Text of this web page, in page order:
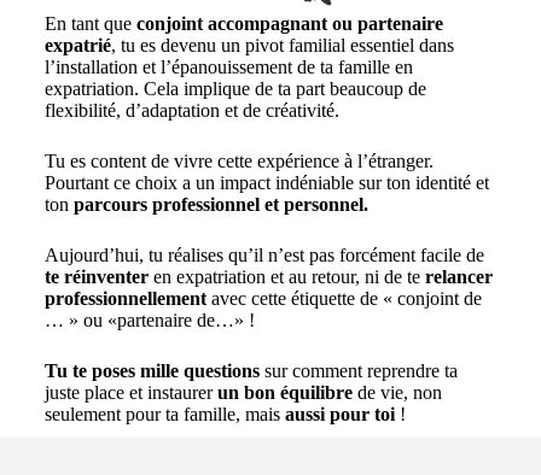
En tant que conjoint accompagnant ou partenaire
expatrié, tu es devenu un pivot familial essentiel dans
l’installation et l’épanouissement de ta famille en
expatriation. Cela implique de ta part beaucoup de
flexibilité, d’adaptation et de créativité.
Tu es content de vivre cette expérience à l’étranger.
Pourtant ce choix a un impact indéniable sur ton identité et
ton parcours professionnel et personnel.
Aujourd’hui, tu réalises qu’il n’est pas forcément facile de
te réinventeren expatriation et au retour, ni de te relancer
professionnellementavec cette étiquette de « conjoint de
… » ou «partenaire de…» !
Tu te poses mille questionssur comment reprendre ta
juste place et instaurerun bon équilibrede vie, non
seulement pour ta famille, mais aussi pour toi!